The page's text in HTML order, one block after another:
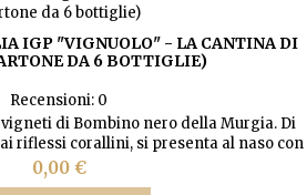
IGP "VIGNUOLO" - LA CANTINA DI
DA 6 BOTTIGLIE)
Recensioni: 0
di Bombino nero della Murgia. Di
riflessi corallini, si presenta al naso con
floreali. Di gusto armonico, è ideale a
tutto pasto.
Prezzo
0,00 €